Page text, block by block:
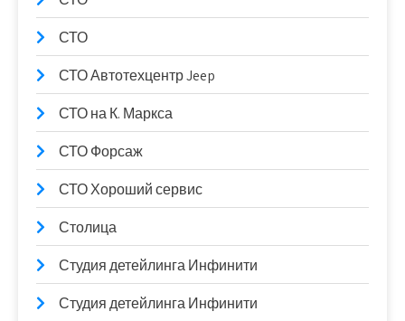
СТО
СТО Автотехцентр Jeep
СТО на К. Маркса
СТО Форсаж
СТО Хороший сервис
Столица
Студия детейлинга Инфинити
Студия детейлинга Инфинити